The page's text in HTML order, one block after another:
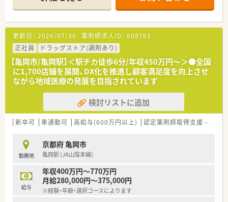
■店舗で活躍する従業員、社外で活躍する従業員、将来経営幹部
となる従業員など、薬剤師として様々な活躍ができるフィールド
を用意されています
■総合薬剤師・調剤薬剤師（土日休み・19時までの勤務）どちらか
の働き方を選択できます
■調剤併設型だけでなく「医療モール・クリニック併設店舗」「敷
地内薬局」「訪問調剤特化型店舗」など様々な店舗を運営してい
ます
■在宅医療にも積極的取り組んでおり「訪問調剤特化型店舗」を
50店舗以上、無菌調剤室は業界最多の51店舗設置しています
■「プラチナくるみん認定企業」「健康経営優良法人2023（大規模
法人部門）認定」等を取得し一人ひとりが働きやすい環境が整備
されています
があるのも特徴です
更新日： 2026/07/30 薬剤師求人ID： 608762
正社員
ドラッグストア(調剤あり)
【亀岡市/亀岡駅】＜駅チカ徒歩6分/年収450万円～＞●全国
に1,700店舗を展開、DX化を推進し顧客満足度を向上させ
ながら地域医療の発展を目指されています
検討リストに追加
新卒可 車通勤可 高給与(600万円以上) 認定薬剤師取得支援あり
勤務地
京都府 亀岡市
亀岡駅 (JR山陰本線)
給与
年収400万円～770万円
月給280,000円～375,000円
※経験・年齢・選択コースによります